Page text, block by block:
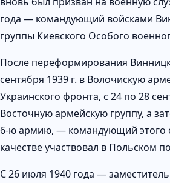
года — командующий войсками
группы Киевского Особого
После переформирования
сентября 1939 г. в Волочискую
Украинского фронта, с 24 по 28
Восточную армейскую группу, а
6-ю армию, — командующий этого
качестве участвовал в Польском
С 26 июля 1940 года —